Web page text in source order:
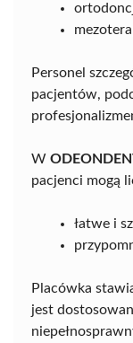
Personel
pacjentów,
W
pacjenci mogą
łatwe i
Placówka
jest